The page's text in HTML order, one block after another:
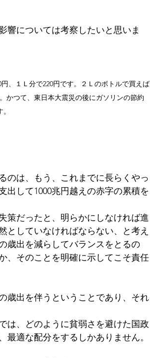
については考察したいと思いま
、１Ｌ分で220円です。２Ｌのボトルで買えば
かつて、東日本大震災の後にガソリンの節約
のは、もう、これまでに長らくやっ
出して1000兆円越えの赤字の累積を
策だったと、明らかにしなければ進
としていなければならない、と考え
歳出を減らしてバランスをとるの
、そのことを明確に示してこそ責任
歳出を伴うということであり、それ
は、どのように貧弱さを避けた国政
適な配分をするしかありません。